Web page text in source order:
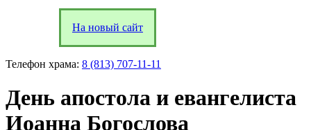
На новый сайт
Телефон храма: 8 (813) 707-11-11
День апостола и евангелиста
Иоанна Богослова